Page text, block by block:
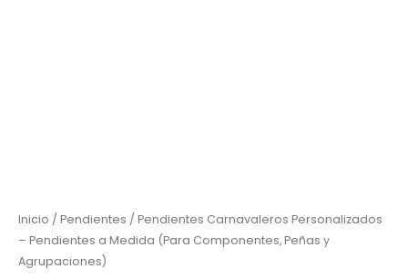
Inicio / Pendientes / Pendientes Carnavaleros Personalizados
– Pendientes a Medida (Para Componentes, Peñas y
Agrupaciones)